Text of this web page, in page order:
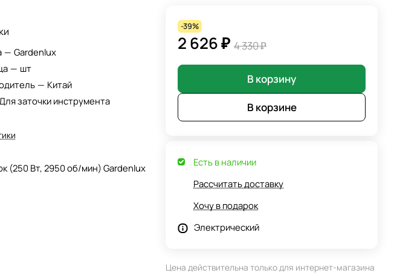
— Gardenlux
— шт
— Китай
заточки инструмента
(250 Вт, 2950 об/мин) Gardenlux
-39%
2 626 ₽ 4 330 ₽
В корзину
В корзине
Есть в наличии
Рассчитать доставку
Хочу в подарок
Электрический
Цена действительна только для интернет-магазина